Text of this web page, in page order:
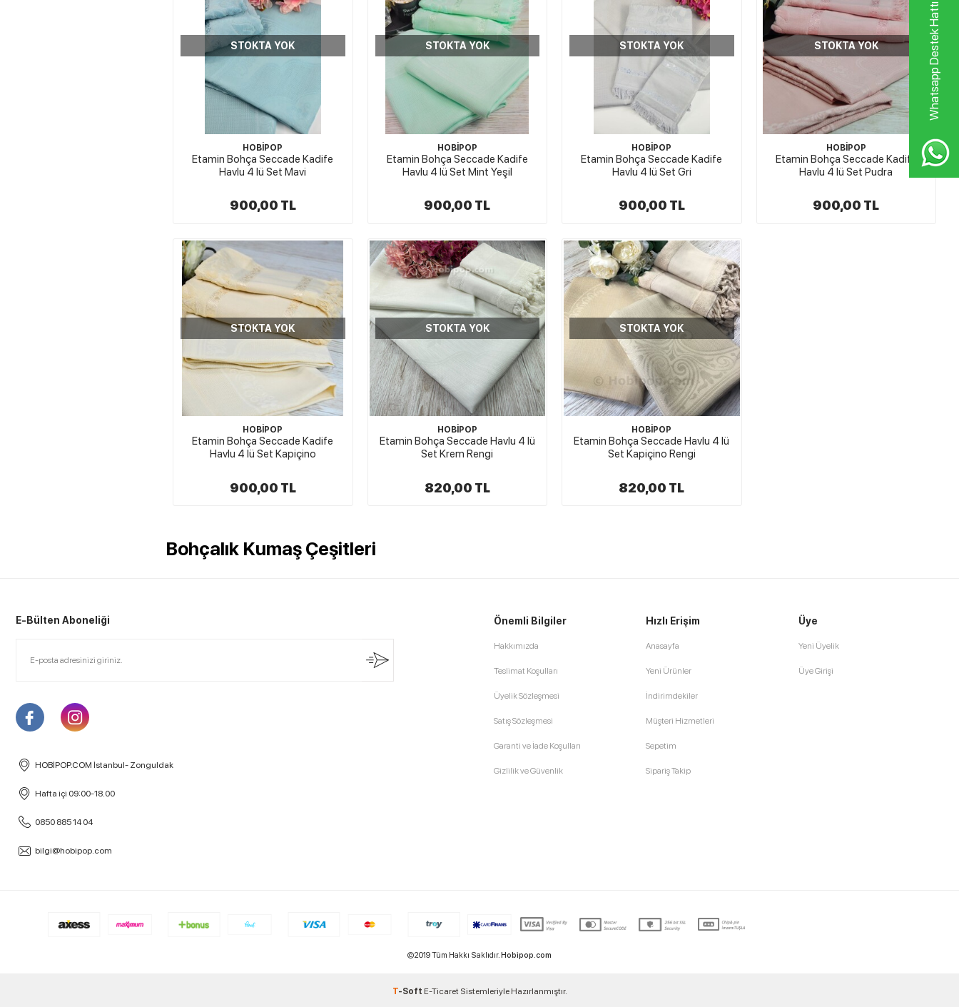
Whatsapp Destek Hattı
STOKTA YOK
HOBİPOP
Etamin Bohça Seccade Kadife
Havlu 4 lü Set Mavi
900,00 TL
STOKTA YOK
HOBİPOP
Etamin Bohça Seccade Kadife
Havlu 4 lü Set Mint Yeşil
900,00 TL
STOKTA YOK
HOBİPOP
Etamin Bohça Seccade Kadife
Havlu 4 lü Set Gri
900,00 TL
STOKTA YOK
HOBİPOP
Etamin Bohça Seccade Kadife
Havlu 4 lü Set Pudra
900,00 TL
STOKTA YOK
HOBİPOP
Etamin Bohça Seccade Kadife
Havlu 4 lü Set Kapiçino
900,00 TL
STOKTA YOK
HOBİPOP
Etamin Bohça Seccade Havlu 4 lü
Set Krem Rengi
820,00 TL
STOKTA YOK
HOBİPOP
Etamin Bohça Seccade Havlu 4 lü
Set Kapiçino Rengi
820,00 TL
Bohçalık Kumaş Çeşitleri
E-Bülten Aboneliği
HOBİPOP.COM İstanbul- Zonguldak
Hafta içi 09:00-18.00
0850 885 14 04
bilgi@hobipop.com
Önemli Bilgiler
Hakkımızda
Teslimat Koşulları
Üyelik Sözleşmesi
Satış Sözleşmesi
Garanti ve İade Koşulları
Gizlilik ve Güvenlik
Hızlı Erişim
Anasayfa
Yeni Ürünler
İndirimdekiler
Müşteri Hizmetleri
Sepetim
Sipariş Takip
Üye
Yeni Üyelik
Üye Girişi
©2019 Tüm Hakkı Saklıdır.Hobipop.com
T-Soft E-Ticaret Sistemleriyle Hazırlanmıştır.